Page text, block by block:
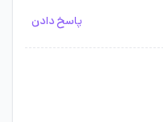
پاسخ دادن